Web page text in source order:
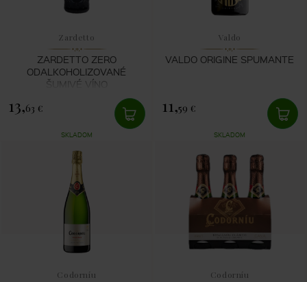
Zardetto
ZARDETTO ZERO
ODALKOHOLIZOVANÉ
ŠUMIVÉ VÍNO
13,63 €
SKLADOM
Valdo
VALDO ORIGINE SPUMANTE
11,59 €
SKLADOM
Codorníu Codorníu